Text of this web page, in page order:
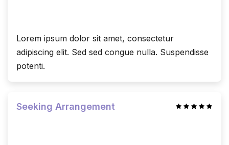
Lorem ipsum dolor sit amet, consectetur
adipiscing elit. Sed sed congue nulla. Suspendisse
potenti.
Seeking Arrangement